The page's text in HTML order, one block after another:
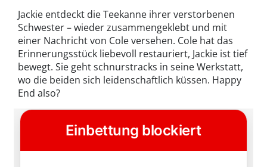
Jackie entdeckt die Teekanne ihrer verstorbenen
Schwester – wieder zusammengeklebt und mit
einer Nachricht von Cole versehen. Cole hat das
Erinnerungsstück liebevoll restauriert, Jackie ist tief
bewegt. Sie geht schnurstracks in seine Werkstatt,
wo die beiden sich leidenschaftlich küssen. Happy
End also?